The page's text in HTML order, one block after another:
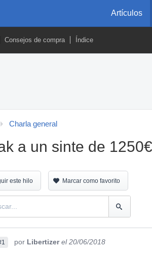
Artículos
Consejos de compra Índice
Charla general
a un sinte de
este hilo Marcar como favorito
por Libertizer el 20/06/2018